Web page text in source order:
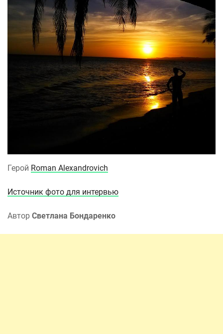
Герой Roman Alexandrovich
Источник фото для интервью
Автор Светлана Бондаренко